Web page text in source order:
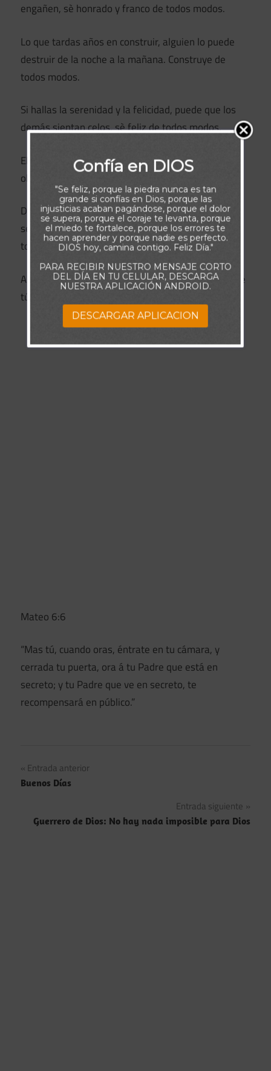
engañen, sè honrado y franco de todos modos.
Lo que tardas años en construir, alguien lo puede
destruir de la noche a la mañana. Construye de
todos modos.
Si hallas la serenidad y la felicidad, puede que los
demás sientan celos, sè feliz de todos modos.
El bien que haces hoy, a menudo los demás lo
olvidarán mañana. haz el bien de todos modos.
Da al mundo lo mejor que tienes, y quizás nunca
será suficiente, da al mundo lo mejor que tienes de
todos modos.
Al final, todo es entre tú y Dios, nunca ha sido entre
tú y ellos, de todos modos.
Mateo 6:6
“Mas tú, cuando oras, éntrate en tu cámara, y
cerrada tu puerta, ora á tu Padre que está en
secreto; y tu Padre que ve en secreto, te
recompensará en público.”
Navegación
de
entradas
Entrada anterior
Buenos Días
Entrada siguiente
Guerrero de Dios: No hay nada imposible para Dios
Confía en DIOS
"Se feliz, porque la piedra nunca es tan
grande si confías en Dios, porque las
injusticias acaban pagándose, porque el dolor
se supera, porque el coraje te levanta, porque
el miedo te fortalece, porque los errores te
hacen aprender y porque nadie es perfecto.
DIOS hoy, camina contigo. Feliz Día."
PARA RECIBIR NUESTRO MENSAJE CORTO
DEL DÍA EN TU CELULAR, DESCARGA
NUESTRA APLICACIÓN ANDROID.
DESCARGAR APLICACION